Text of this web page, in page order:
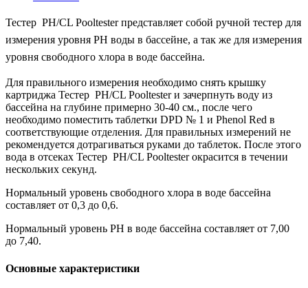
Тестер PH/CL Pooltester представляет собой ручной тестер для
измерения уровня РН воды в бассейне, а так же для измерения
уровня свободного хлора в воде бассейна.
Для правильного измерения необходимо снять крышку
картриджа Тестер PH/CL Pooltester и зачерпнуть воду из
бассейна на глубине примерно 30-40 см., после чего
необходимо поместить таблетки DPD № 1 и Phenol Red в
соответствующие отделения. Для правильных измерений не
рекомендуется дотрагиваться руками до таблеток. После этого
вода в отсеках Тестер PH/CL Pooltester окрасится в течении
нескольких секунд.
Нормальный уровень свободного хлора в воде бассейна
составляет от 0,3 до 0,6.
Нормальный уровень РН в воде бассейна составляет от 7,00
до 7,40.
Основные характеристики